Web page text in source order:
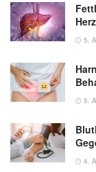
5.
5.
4.